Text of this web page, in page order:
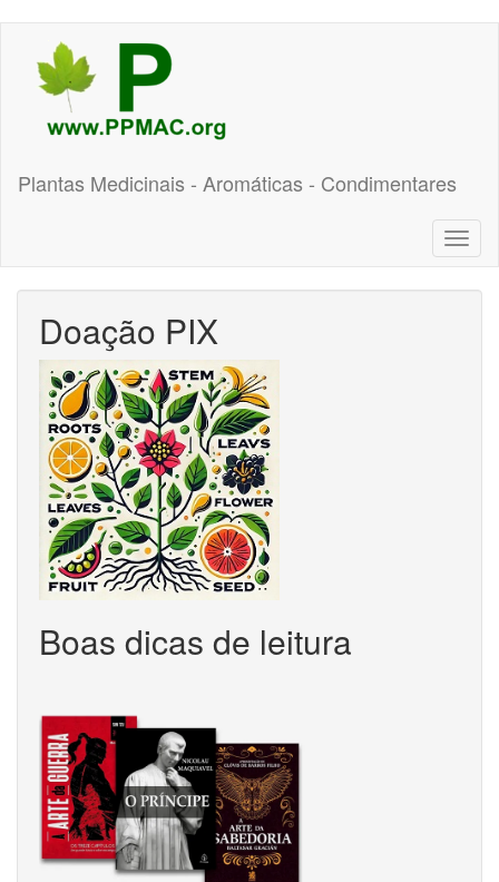
conteúdo
principal
Plantas Medicinais - Aromáticas - Condimentares
Doação PIX
Boas dicas de leitura